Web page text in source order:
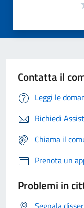
Contatta il
Leggi le
Richiedi
Chiama il
Prenota un
Problemi in